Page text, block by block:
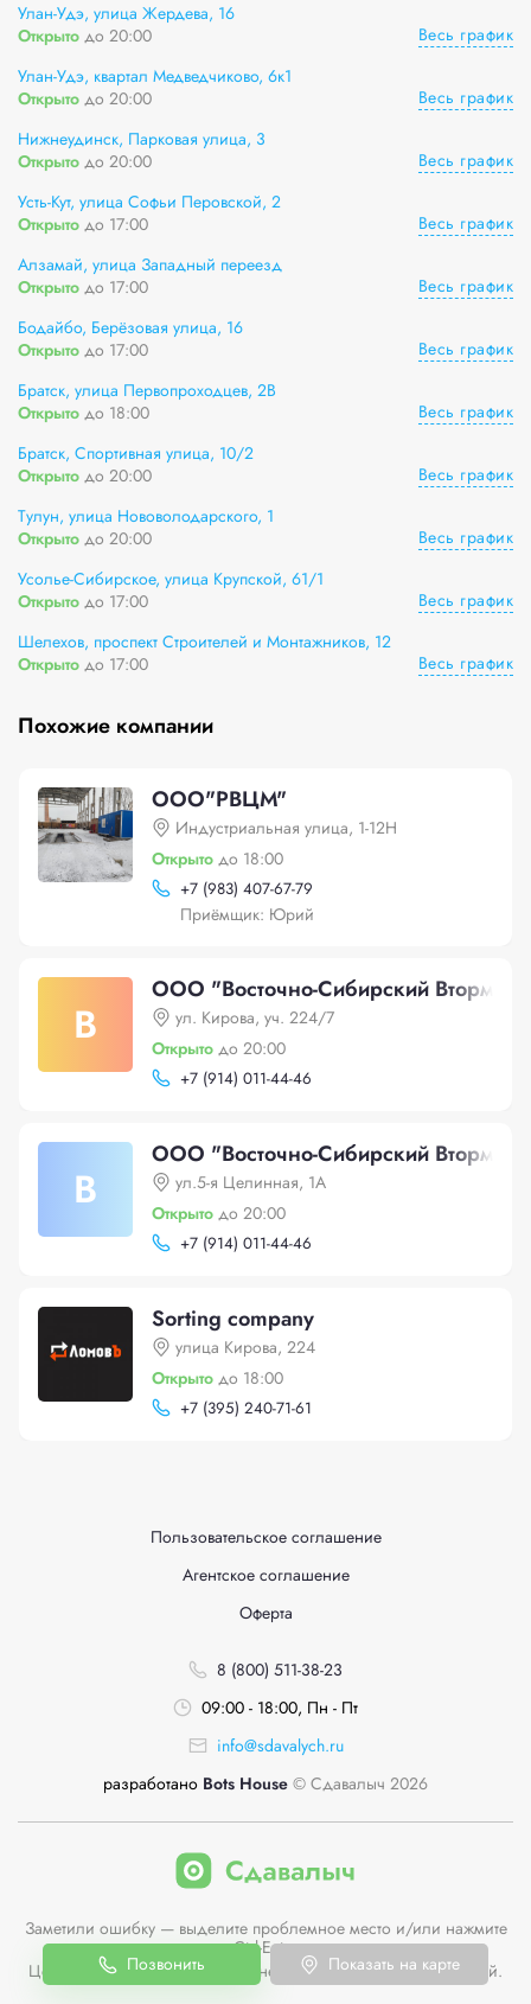
Позвонить Показать на карте
Улан-Удэ, улица Жердева, 16
Открыто до 20:00
Весь график
Улан-Удэ, квартал Медведчиково, 6к1
Открыто до 20:00
Весь график
Нижнеудинск, Парковая улица, 3
Открыто до 20:00
Весь график
Усть-Кут, улица Софьи Перовской, 2
Открыто до 17:00
Весь график
Алзамай, улица Западный переезд
Открыто до 17:00
Весь график
Бодайбо, Берёзовая улица, 16
Открыто до 17:00
Весь график
Братск, улица Первопроходцев, 2В
Открыто до 18:00
Весь график
Братск, Спортивная улица, 10/2
Открыто до 20:00
Весь график
Тулун, улица Нововолодарского, 1
Открыто до 20:00
Весь график
Усолье-Сибирское, улица Крупской, 61/1
Открыто до 17:00
Весь график
Шелехов, проспект Строителей и Монтажников, 12
Открыто до 17:00 Весь график
Похожие компании
ООО"РВЦМ"
Индустриальная улица, 1-12Н
Открыто до 18:00
+7 (983) 407-67-79
Приёмщик: Юрий
В
ООО "Восточно-Сибирский Втормет"
ул. Кирова, уч. 224/7
Открыто до 20:00
+7 (914) 011-44-46
В
ООО "Восточно-Сибирский Втормет"
ул.5-я Целинная, 1А
Открыто до 20:00
+7 (914) 011-44-46
Sorting company
улица Кирова, 224
Открыто до 18:00
+7 (395) 240-71-61
Пользовательское соглашение
Агентское соглашение
Оферта
8 (800) 511-38-23
09:00 - 18:00, Пн - Пт
info@sdavalych.ru
разработано Bots House © Сдавалыч 2026
Заметили ошибку — выделите проблемное место и/или нажмите
Ctrl-Enter
Цены пунктов приема на сайте не являются публичной офертой.